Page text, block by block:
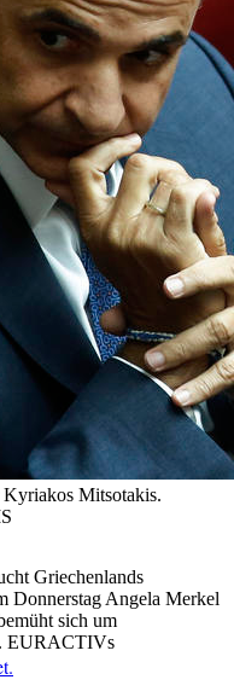
Mitsotakis.
Griechenlands
Donnerstag Angela Merkel
sich um
EURACTIVs